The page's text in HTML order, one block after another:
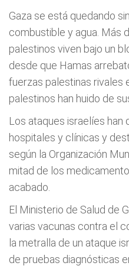
Gaza se está quedando
combustible y agua. Más
palestinos viven bajo un
desde que Hamas
fuerzas palestinas rivales
palestinos han huido de
Los ataques israelíes han
hospitales y clínicas y
según la Organización
mitad de los
acabado.
El Ministerio de Salud de
varias vacunas contra el
la metralla de un ataque
de pruebas diagnósticas